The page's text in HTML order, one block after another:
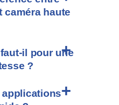
caméra haute
il pour une
?